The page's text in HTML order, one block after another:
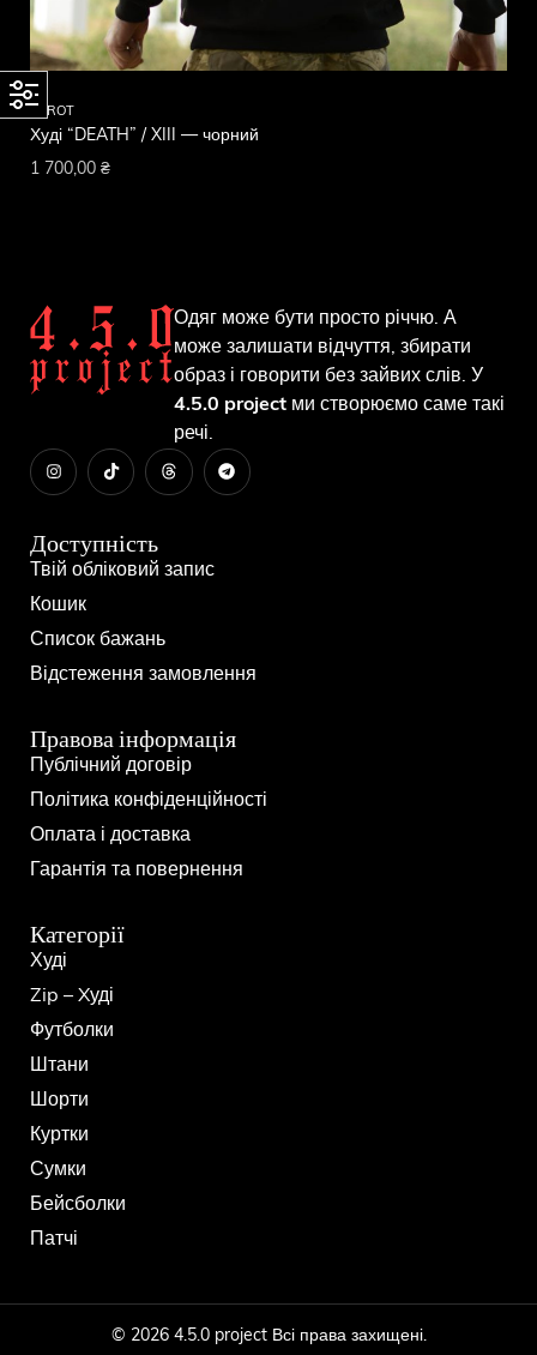
TAROT
Худі “DEATH” / XIII — чорний
1 700,00 ₴
Одяг може бути просто річчю. А
може залишати відчуття, збирати
образ і говорити без зайвих слів. У
4.5.0 project ми створюємо саме такі
речі.
Доступність
Твій обліковий запис
Кошик
Список бажань
Відстеження замовлення
Правова інформація
Публічний договір
Політика конфіденційності
Оплата і доставка
Гарантія та повернення
Категорії
Худі
Zip – Xуді
Футболки
Штани
Шорти
Куртки
Сумки
Бейсболки
Патчі
© 2026 4.5.0 project Всі права захищені.